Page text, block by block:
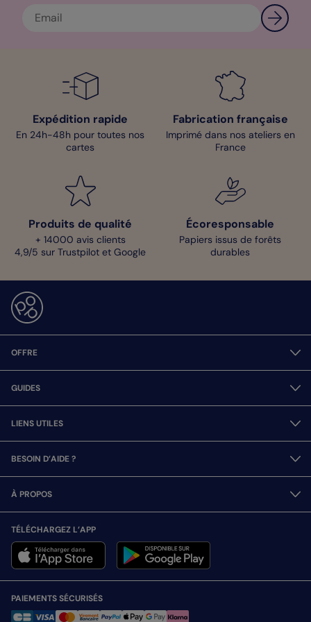
Expédition rapide
En 24h-48h pour toutes nos
cartes
Fabrication française
Imprimé dans nos ateliers en
France
Produits de qualité
+ 14000 avis clients
4,9/5 sur Trustpilot et Google
Écoresponsable
Papiers issus de forêts
durables
OFFRE
GUIDES
LIENS UTILES
BESOIN D’AIDE ?
À PROPOS
TÉLÉCHARGEZ L’APP
PAIEMENTS SÉCURISÉS